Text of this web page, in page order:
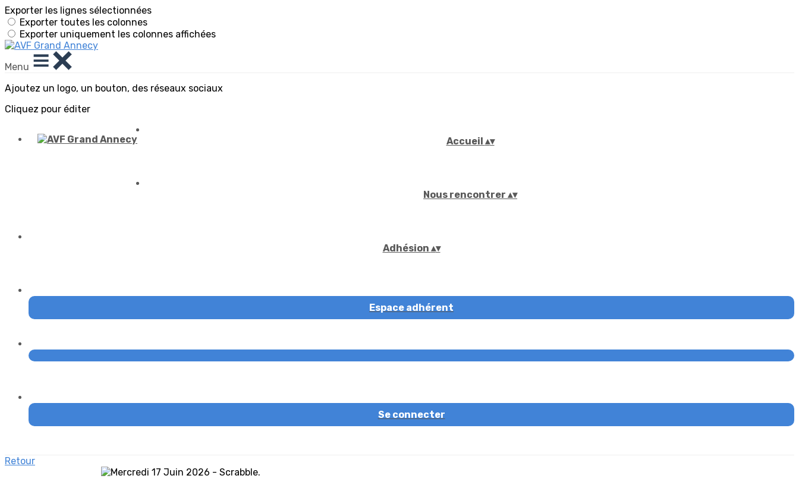
Exporter les lignes sélectionnées
Exporter toutes les colonnes
Exporter uniquement les colonnes affichées
Menu
Ajoutez un logo, un bouton, des réseaux sociaux
Cliquez pour éditer
Accueil ▴▾
Nous rencontrer ▴▾
Adhésion ▴▾
Espace adhérent
Se connecter
Retour